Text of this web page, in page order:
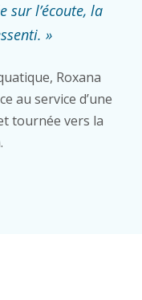
sur l’écoute, la
»
Roxana
au service d’une
tournée vers la